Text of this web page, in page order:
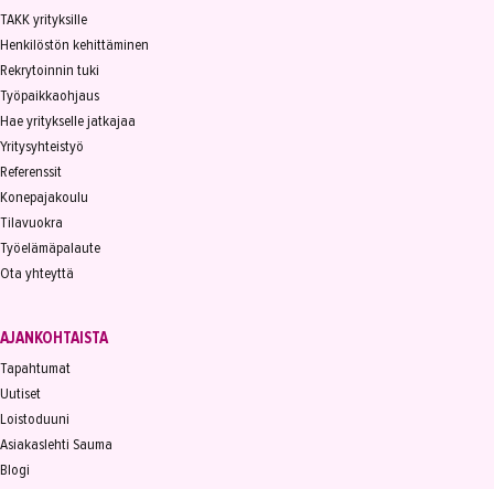
TAKK yrityksille
Henkilöstön kehittäminen
Rekrytoinnin tuki
Työpaikkaohjaus
Hae yritykselle jatkajaa
Yritysyhteistyö
Referenssit
Konepajakoulu
Tilavuokra
Työelämäpalaute
Ota yhteyttä
AJANKOHTAISTA
Tapahtumat
Uutiset
Loistoduuni
Asiakaslehti Sauma
Blogi